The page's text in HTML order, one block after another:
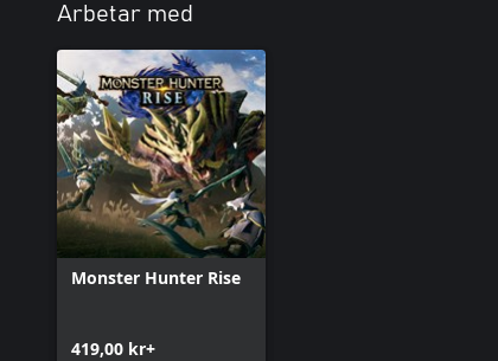
Arbetar med
Monster Hunter Rise
419,00 kr+